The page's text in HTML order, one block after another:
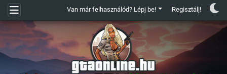
Van már felhasználód? Lépj be! Regisztálj!